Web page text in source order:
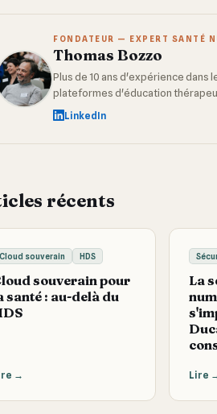
FONDATEUR — EXPERT SANTÉ
Thomas Bozzo
Plus de 10 ans d'expérience dans
plateformes d'éducation
LinkedIn
récents
Cloud souverain HDS
souverain pour
santé : au-delà du
→
La
Lire